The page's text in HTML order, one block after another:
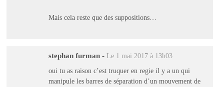
Mais cela reste que des suppositions…
stephan furman - Le 1 mai 2017 à 13h03
oui tu as raison c’est truquer en regie il y a un qui
manipule les barres de séparation d’un mouvement de